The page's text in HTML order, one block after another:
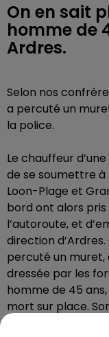
On en sait
homme de
Ardres.
Selon nos
a percuté un
la police.
Le chauffeur
de se soumettre à
Loon-Plage et
bord ont alors pris
l’autoroute, et
direction
percuté un muret,
dressée par les
homme de 45
mort sur place.
grièvement